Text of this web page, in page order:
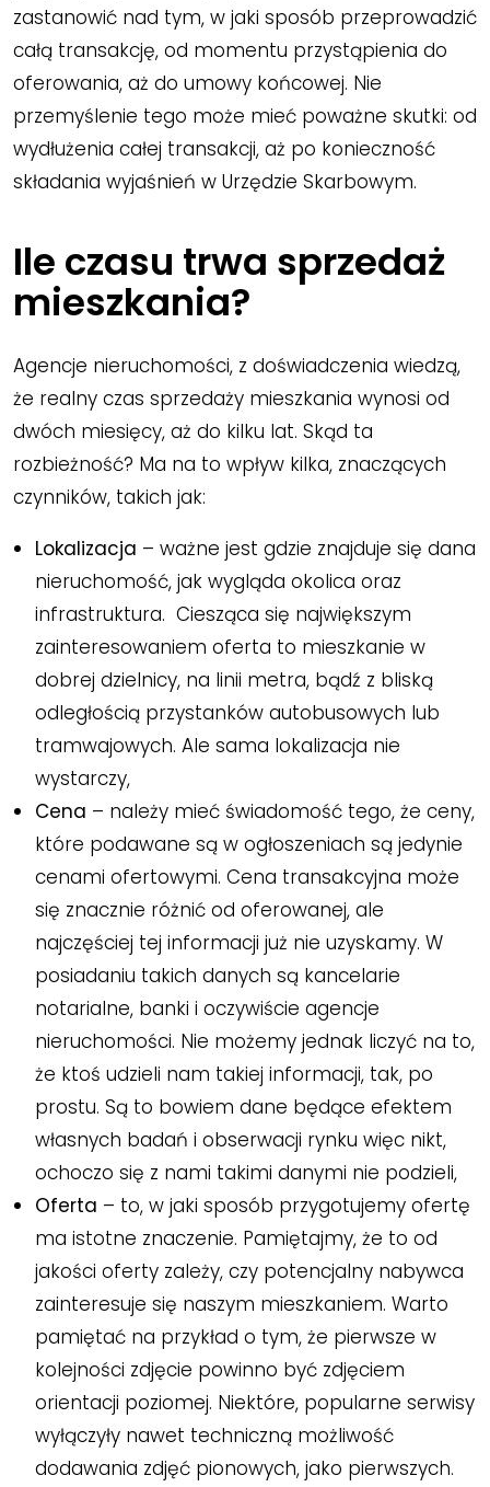
zastanowić nad tym, w jaki sposób przeprowadzić
całą transakcję, od momentu przystąpienia do
oferowania, aż do umowy końcowej. Nie
przemyślenie tego może mieć poważne skutki: od
wydłużenia całej transakcji, aż po konieczność
składania wyjaśnień w Urzędzie Skarbowym.
Ile czasu trwa sprzedaż
mieszkania?
Agencje nieruchomości, z doświadczenia wiedzą,
że realny czas sprzedaży mieszkania wynosi od
dwóch miesięcy, aż do kilku lat. Skąd ta
rozbieżność? Ma na to wpływ kilka, znaczących
czynników, takich jak:
Lokalizacja – ważne jest gdzie znajduje się dana
nieruchomość, jak wygląda okolica oraz
infrastruktura. Ciesząca się największym
zainteresowaniem oferta to mieszkanie w
dobrej dzielnicy, na linii metra, bądź z bliską
odległością przystanków autobusowych lub
tramwajowych. Ale sama lokalizacja nie
wystarczy,
Cena – należy mieć świadomość tego, że ceny,
które podawane są w ogłoszeniach są jedynie
cenami ofertowymi. Cena transakcyjna może
się znacznie różnić od oferowanej, ale
najczęściej tej informacji już nie uzyskamy. W
posiadaniu takich danych są kancelarie
notarialne, banki i oczywiście agencje
nieruchomości. Nie możemy jednak liczyć na to,
że ktoś udzieli nam takiej informacji, tak, po
prostu. Są to bowiem dane będące efektem
własnych badań i obserwacji rynku więc nikt,
ochoczo się z nami takimi danymi nie podzieli,
Oferta – to, w jaki sposób przygotujemy ofertę
ma istotne znaczenie. Pamiętajmy, że to od
jakości oferty zależy, czy potencjalny nabywca
zainteresuje się naszym mieszkaniem. Warto
pamiętać na przykład o tym, że pierwsze w
kolejności zdjęcie powinno być zdjęciem
orientacji poziomej. Niektóre, popularne serwisy
wyłączyły nawet techniczną możliwość
dodawania zdjęć pionowych, jako pierwszych.